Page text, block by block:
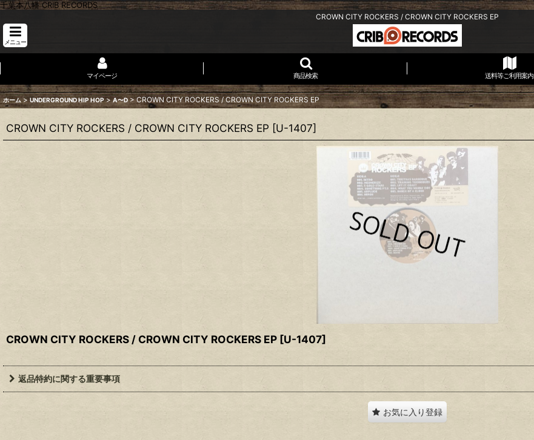
千葉本八幡 CRIB RECORDS
CROWN CITY ROCKERS / CROWN CITY ROCKERS EP
メニュー
マイページ 商品検索 送料等ご利用案内
ホーム > UNDERGROUND HIP HOP > A〜D > CROWN CITY ROCKERS / CROWN CITY ROCKERS EP
CROWN CITY ROCKERS / CROWN CITY ROCKERS EP [U-1407]
CROWN CITY ROCKERS / CROWN CITY ROCKERS EP [U-1407]
返品特約に関する重要事項
お気に入り登録